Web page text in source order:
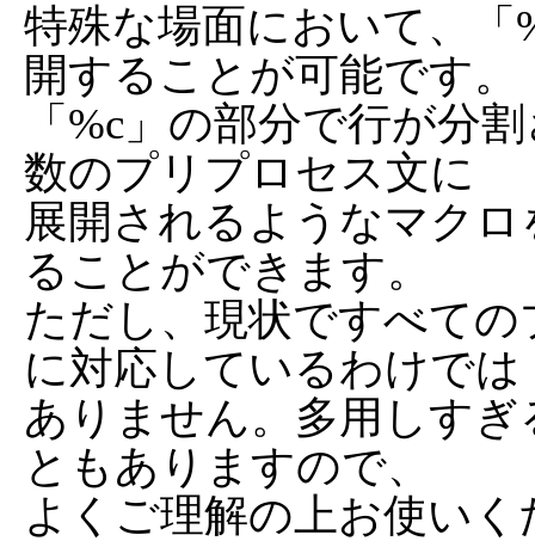
特殊な場面において、「
開することが可能です。
「%c」の部分で行が分
数のプリプロセス文に
展開されるようなマク
ることができます。
ただし、現状ですべて
に対応しているわけでは
ありません。多用しす
ともありますので、
よくご理解の上お使いく